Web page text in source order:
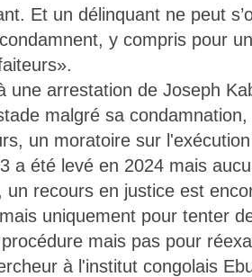
Et un délinquant ne peut
y compris pour
une arrestation de Joseph
malgré sa
un moratoire sur
a été levé en 2024 mais
un recours en justice est
uniquement pour tenter
mais pas pour
à l'institut congolais